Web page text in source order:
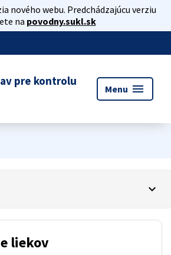
nového webu. Predchádzajúcu verziu
na povodny.sukl.sk
pre kontrolu
Menu menu
liekov